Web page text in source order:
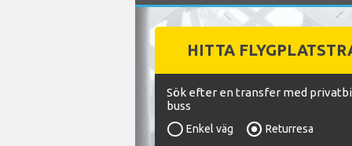
HITTA
Sök efter en transfer med
buss
Enkel väg
Returresa